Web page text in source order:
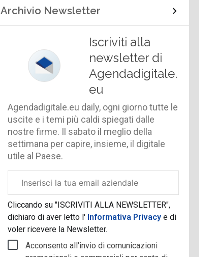
Archivio Newsletter
Iscriviti alla
newsletter di
Agendadigitale.
eu
Agendadigitale.eu daily, ogni giorno tutte le
uscite e i temi più caldi spiegati dalle
nostre firme. Il sabato il meglio della
settimana per capire, insieme, il digitale
utile al Paese.
aziendale
Cliccando su "ISCRIVITI ALLA NEWSLETTER",
dichiaro di aver letto l' Informativa Privacye di
voler ricevere la Newsletter.
Acconsento all'invio di comunicazioni